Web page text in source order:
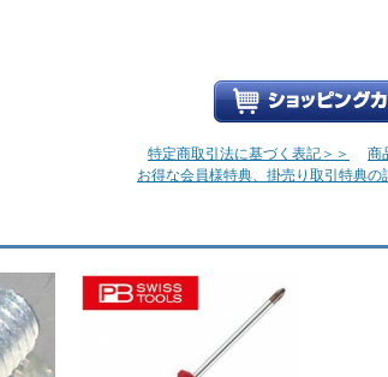
特定商取引法に基づく表記＞＞
商
お得な会員様特典、掛売り取引特典の